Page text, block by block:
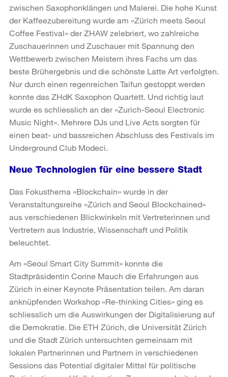
zwischen Saxophonklängen und Malerei. Die hohe Kunst
der Kaffeezubereitung wurde am «Zürich meets Seoul
Coffee Festival» der ZHAW zelebriert, wo zahlreiche
Zuschauerinnen und Zuschauer mit Spannung den
Wettbewerb zwischen Meistern ihres Fachs um das
beste Brühergebnis und die schönste Latte Art verfolgten.
Nur durch einen regenreichen Taifun gestoppt werden
konnte das ZHdK Saxophon Quartett. Und richtig laut
wurde es schliesslich an der «Zurich-Seoul Electronic
Music Night». Mehrere DJs und Live Acts sorgten für
einen beat- und bassreichen Abschluss des Festivals im
Underground Club Modeci.
Neue Technologien für eine bessere Stadt
Das Fokusthema «Blockchain» wurde in der
Veranstaltungsreihe «Zürich and Seoul Blockchained»
aus verschiedenen Blickwinkeln mit Vertreterinnen und
Vertretern aus Industrie, Wissenschaft und Politik
beleuchtet.
Am «Seoul Smart City Summit» konnte die
Stadtpräsidentin Corine Mauch die Erfahrungen aus
Zürich in einer Keynote Präsentation teilen. Am daran
anknüpfenden Workshop «Re-thinking Cities» ging es
schliesslich um die Auswirkungen der Digitalisierung auf
die Demokratie. Die ETH Zürich, die Universität Zürich
und die Stadt Zürich untersuchten gemeinsam mit
lokalen Partnerinnen und Partnern in verschiedenen
Sessions das Potential digitaler Mittel für politische